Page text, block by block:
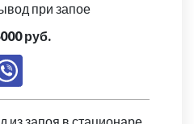
при запое
руб.